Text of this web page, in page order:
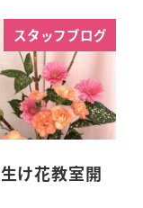
スタッフブログ
け花教室開